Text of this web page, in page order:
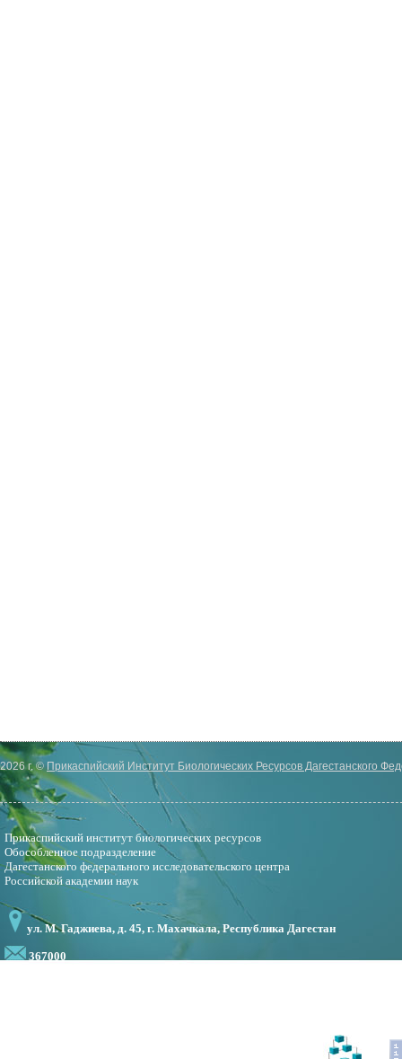
2026 г. ©Прикаспийский Институт Биологических Ресурсов Дагестанского
Прикаспийский институт биологических ресурсов
Обособленное подразделение
Дагестанского федерального исследовательского центра
Российской академии наук
ул. М. Гаджиева, д. 45, г. Махачкала, Республика Дагестан
367000